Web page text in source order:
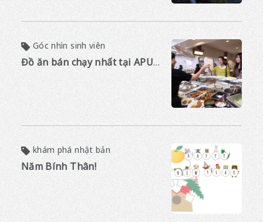
Góc nhìn sinh viên
Đồ ăn bán chạy nhất tại APU's Cafeteria
khám phá nhật bản
Năm Bính Thân!